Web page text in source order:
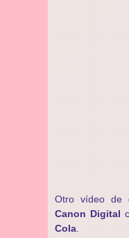
Otro vídeo de
Canon Digital
Cola